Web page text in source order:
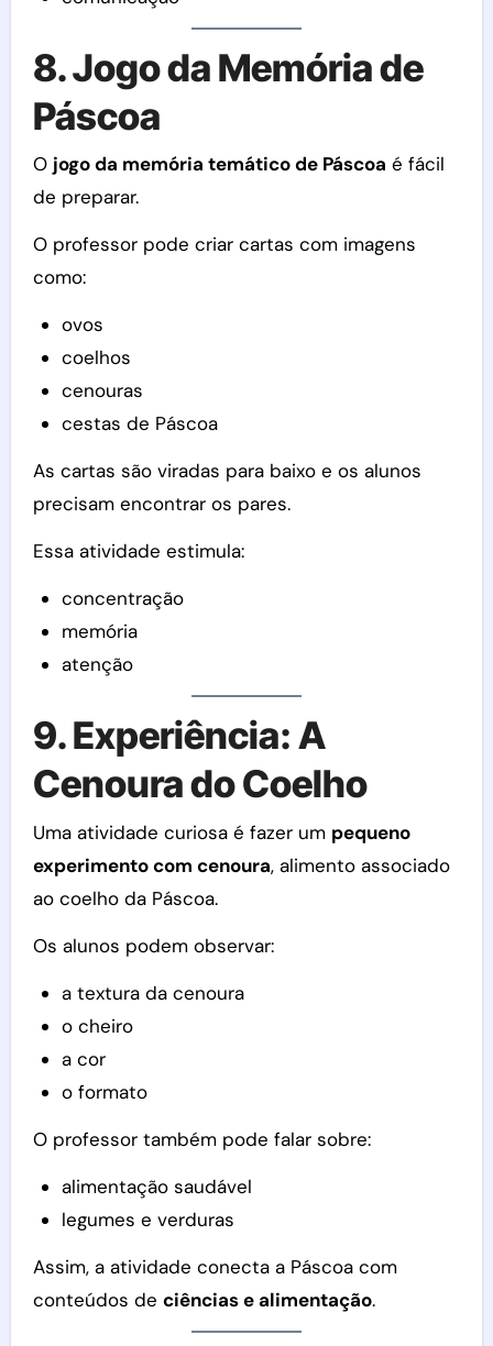
8. Jogo da Memória de
Páscoa
O jogo da memória temático de Páscoa é fácil
de preparar.
O professor pode criar cartas com imagens
como:
ovos
coelhos
cenouras
cestas de Páscoa
As cartas são viradas para baixo e os alunos
precisam encontrar os pares.
Essa atividade estimula:
concentração
memória
atenção
9. Experiência: A
Cenoura do Coelho
Uma atividade curiosa é fazer um pequeno
experimento com cenoura, alimento associado
ao coelho da Páscoa.
Os alunos podem observar:
a textura da cenoura
o cheiro
a cor
o formato
O professor também pode falar sobre:
alimentação saudável
legumes e verduras
Assim, a atividade conecta a Páscoa com
conteúdos de ciências e alimentação.